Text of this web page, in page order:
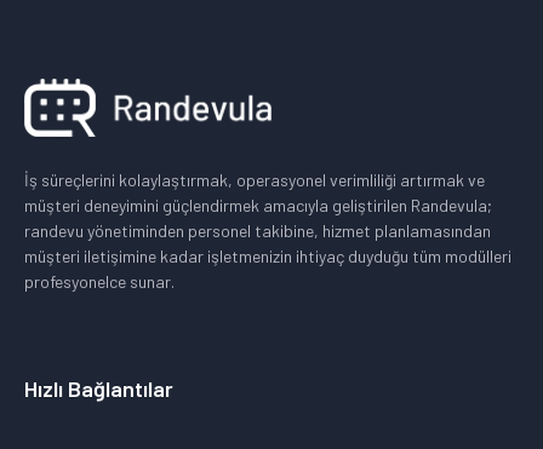
İş süreçlerini kolaylaştırmak, operasyonel verimliliği artırmak ve
müşteri deneyimini güçlendirmek amacıyla geliştirilen Randevula;
randevu yönetiminden personel takibine, hizmet planlamasından
müşteri iletişimine kadar işletmenizin ihtiyaç duyduğu tüm modülleri
profesyonelce sunar.
Hızlı Bağlantılar